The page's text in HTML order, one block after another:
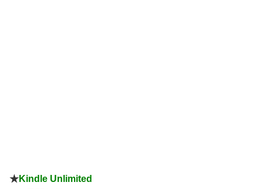
★Kindle Unlimited